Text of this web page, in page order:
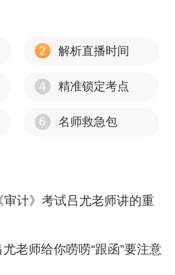
都考到了
2 解析直播时间
4 精准锁定考点
6 名师救急包
计》考试吕尤老师讲的重
老师给你唠唠“跟函”要注意